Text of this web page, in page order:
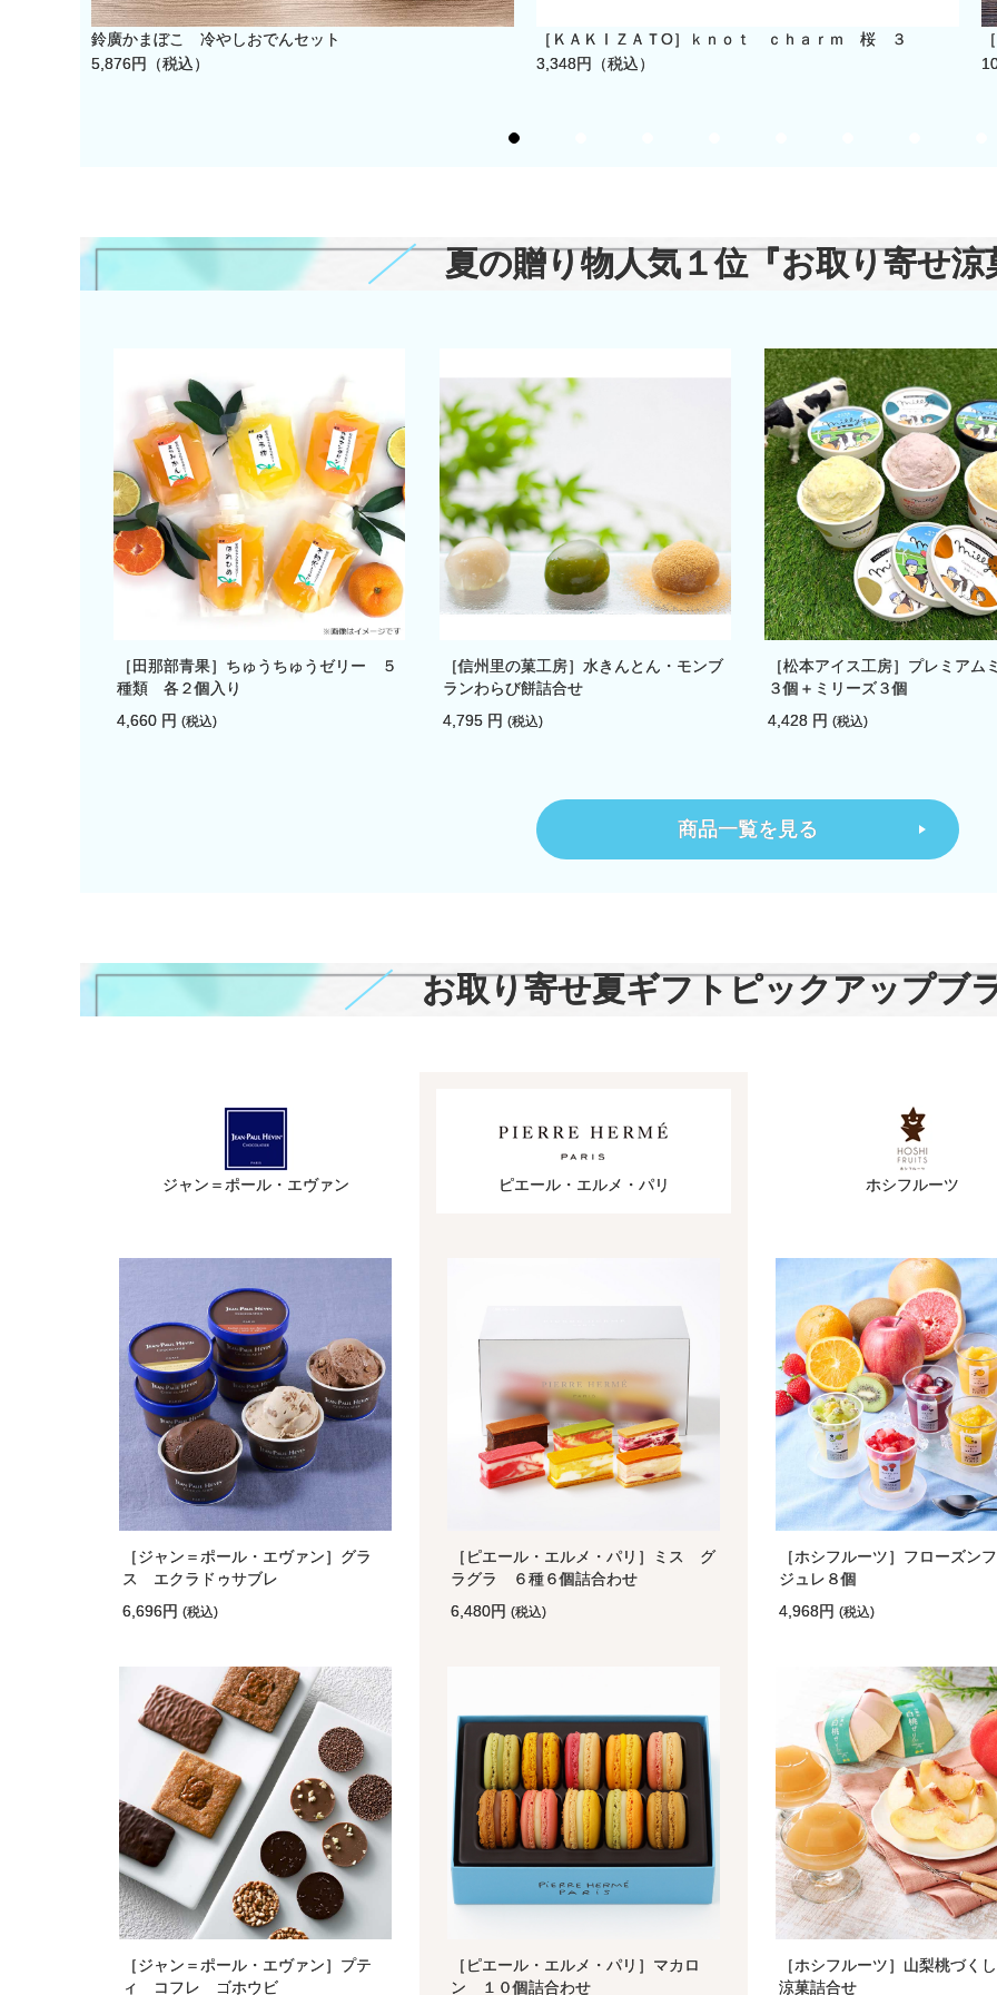
鈴廣かまぼこ 冷やしおでんセット
5,876円（税込）
［ＫＡＫⅠＺＡＴО］ｋｎｏｔ ｃｈａｒｍ 桜 ３
3,348円（税込）
夏の贈り物人気１位『お取り寄せ涼
［田那部青果］ちゅうちゅうゼリー ５
種類 各２個入り
4,660 円 (税込)
［信州里の菓工房］水きんとん・モンブ
ランわらび餅詰合せ
4,795 円 (税込)
［松本アイス工房］プレミアム
３個＋ミリーズ３個
4,428 円(税込)
商品一覧を見る
お取り寄せ夏ギフトピックアップブ
ジャン＝ポール・エヴァン
［ジャン＝ポール・エヴァン］グラ
ス エクラドゥサブレ
6,696円 (税込)
［ジャン＝ポール・エヴァン］プテ
ィ コフレ ゴホウビ
ピエール・エルメ・パリ
［ピエール・エルメ・パリ］ミス グ
ラグラ ６種６個詰合わせ
6,480円 (税込)
［ピエール・エルメ・パリ］マカロ
ン １０個詰合わせ
ホシフルーツ
［ホシフルーツ］フローズン
ジュレ８個
4,968円 (税込)
［ホシフルーツ］山梨桃づく
涼菓詰合せ